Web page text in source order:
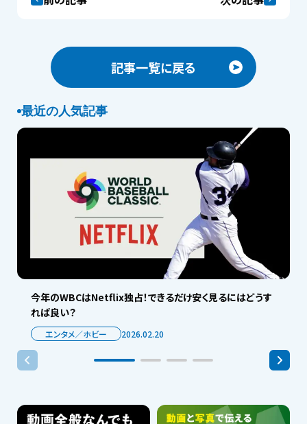
記事一覧に戻る
最近の人気記事
今年のWBCはNetflix独占！できるだけ安く見るにはどうす
れば良い？
エンタメ／ホビー 2026.02.20